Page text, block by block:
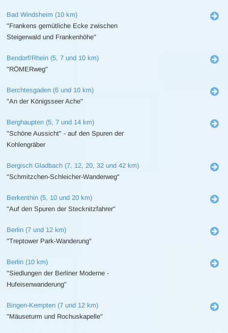
Bad Windsheim (10 km)
"Frankens gemütliche Ecke zwischen
Steigerwald und Frankenhöhe"
Bendorf/Rhein (5, 7 und 10 km)
"RÖMERweg"
Berchtesgaden (6 und 10 km)
"An der Königsseer Ache"
Berghaupten (5, 7 und 14 km)
"Schöne Aussicht" - auf den Spuren der
Kohlengräber
Bergisch Gladbach (7, 12, 20, 32 und 42 km)
"Schmitzchen-Schleicher-Wanderweg"
Berkenthin (5, 10 und 20 km)
"Auf den Spuren der Stecknitzfahrer"
Berlin (7 und 12 km)
"Treptower Park-Wanderung"
Berlin (10 km)
"Siedlungen der Berliner Moderne -
Hufeisenwanderung"
Bingen-Kempten (7 und 12 km)
"Mäuseturm und Rochuskapelle"